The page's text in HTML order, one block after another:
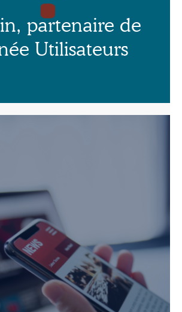
partenaire de
Utilisateurs